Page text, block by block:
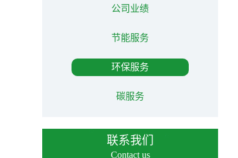
公司业绩
节能服务
环保服务
碳服务
联系我们
Contact us